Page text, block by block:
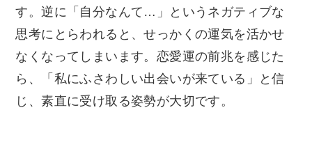
す。逆に「自分なんて…」というネガティブな
思考にとらわれると、せっかくの運気を活かせ
なくなってしまいます。恋愛運の前兆を感じた
ら、「私にふさわしい出会いが来ている」と信
じ、素直に受け取る姿勢が大切です。